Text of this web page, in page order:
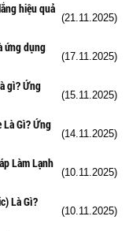
hiệu quả
(21.11.2025)
ứng dụng
(17.11.2025)
gì? Ứng
(15.11.2025)
Là Gì? Ứng
(14.11.2025)
Làm Lạnh
(10.11.2025)
Là Gì?
(10.11.2025)